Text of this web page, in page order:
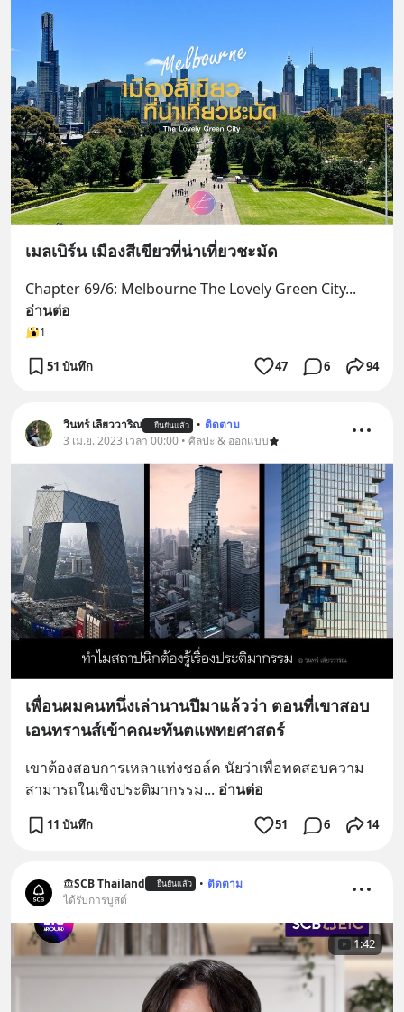
เมลเบิร์น เมืองสีเขียวที่น่าเที่ยวชะมัด
Chapter 69/6: Melbourne The Lovely Green City
อ่านต่อ
1
51 บันทึก 47 6 94
วินทร์ เลียววาริณ ยืนยันแล้ว • ติดตาม
3 เม.ย. 2023 เวลา 00:00 • ศิลปะ & ออกแบบ
เพื่อนผมคนหนึ่งเล่านานปีมาแล้วว่า ตอนที่เขาสอบ
เอนทรานส์เข้าคณะทันตแพทยศาสตร์
เขาต้องสอบการเหลาแท่งชอล์ค นัยว่าเพื่อทดสอบความ
สามารถในเชิงประติมากรรม... อ่านต่อ
11 บันทึก 51 6 14
SCB Thailand ยืนยันแล้ว • ติดตาม
ได้รับการบูสต์
1:42